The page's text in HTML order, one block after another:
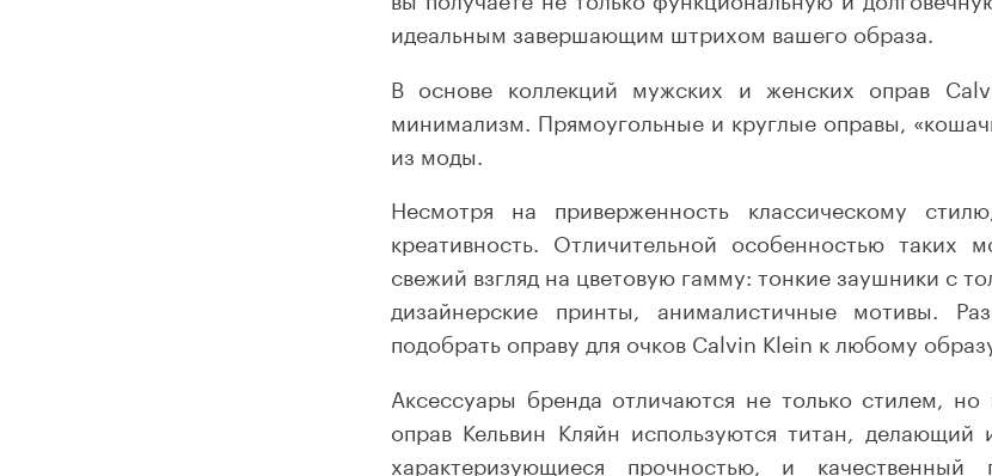
идеальным завершающим штрихом вашего образа.
В основе коллекций мужских и женских оправ
минимализм. Прямоугольные и круглые оправы,
из моды.
Несмотря на приверженность классическому
креативность. Отличительной особенностью таких
свежий взгляд на цветовую гамму: тонкие заушники с
дизайнерские принты, анималистичные мотивы.
подобрать оправу для очков Calvin Klein к любому
Аксессуары бренда отличаются не только стилем,
оправ Кельвин Кляйн используются титан, делающий
характеризующиеся прочностью, и качественный